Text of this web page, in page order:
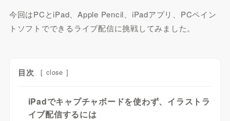
今回はPCとiPad、Apple Pencil、iPadアプリ、PCペイン
トソフトでできるライブ配信に挑戦してみました。
目次 [ close ]
iPadでキャプチャボードを使わず、イラストラ
イブ配信するには